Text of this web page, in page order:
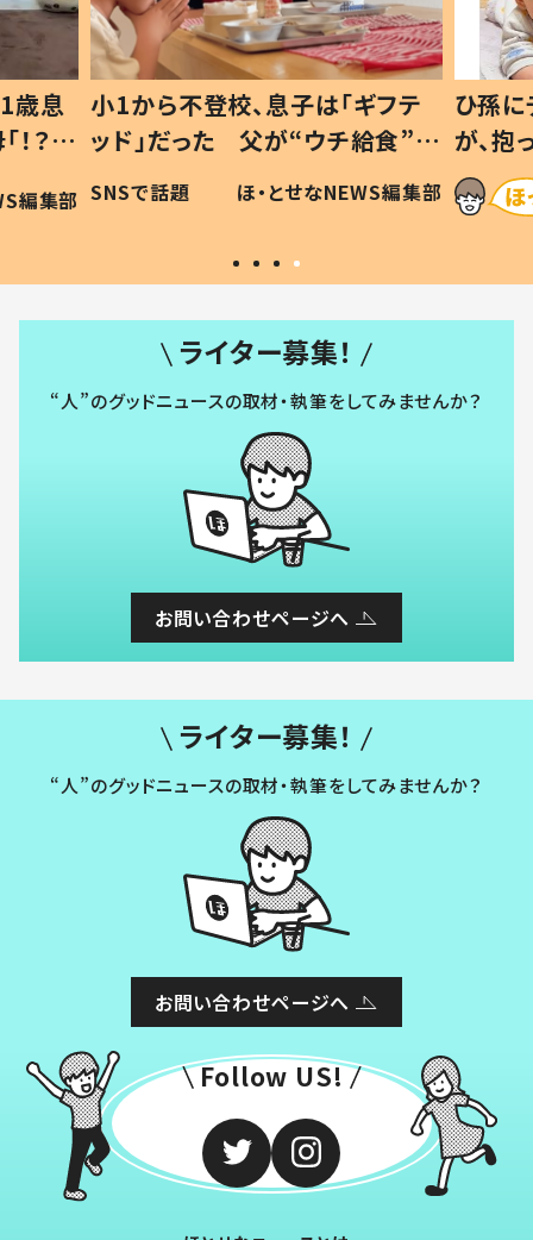
フテ
食”を
編集部
ひ孫にデレデレな80歳じいじ
が、抱っこすると…ひ孫の反応に
「涙が出ました」「可愛くて仕方な
い」
ほ・とせなNEWS編集部
ライター募集！
“人”のグッドニュースの取材・執筆をしてみませんか？
お問い合わせページへ
ライター募集！
“人”のグッドニュースの取材・執筆をしてみませんか？
お問い合わせページへ
Follow US!